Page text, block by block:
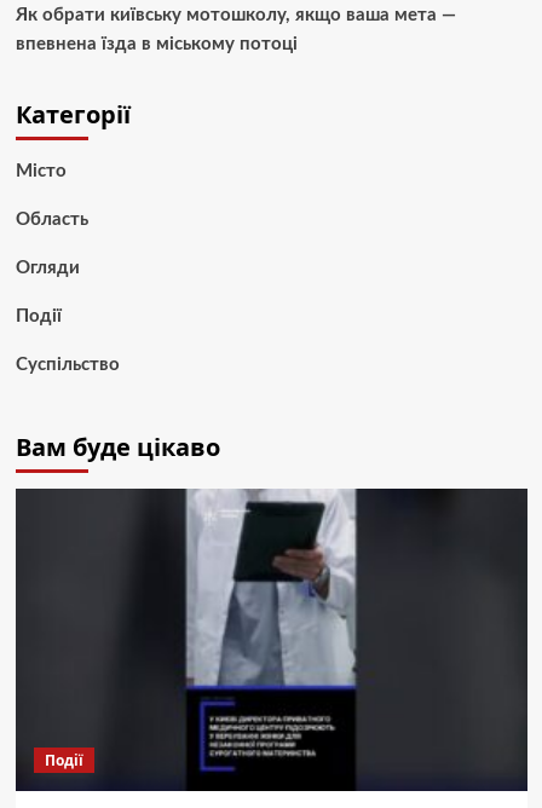
Як обрати київську мотошколу, якщо ваша мета —
впевнена їзда в міському потоці
Категорії
Місто
Область
Огляди
Події
Суспільство
Вам буде цікаво
Події